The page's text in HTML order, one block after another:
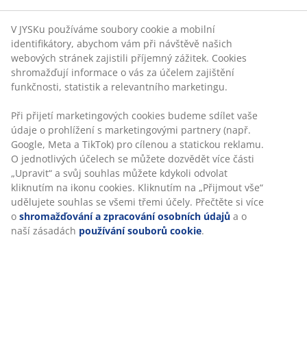
V JYSKu používáme soubory cookie a mobilní
identifikátory, abychom vám při návštěvě našich
webových stránek zajistili příjemný zážitek. Cookies
shromažďují informace o vás za účelem zajištění
funkčnosti, statistik a relevantního marketingu.
Při přijetí marketingových cookies budeme sdílet vaše
údaje o prohlížení s marketingovými partnery (např.
Google, Meta a TikTok) pro cílenou a statickou reklamu.
O jednotlivých účelech se můžete dozvědět více části
„Upravit“ a svůj souhlas můžete kdykoli odvolat
kliknutím na ikonu cookies. Kliknutím na „Přijmout vše“
udělujete souhlas se všemi třemi účely. Přečtěte si více
o shromažďování a zpracování osobních údajů a o
naší zásadách používání souborů cookie.